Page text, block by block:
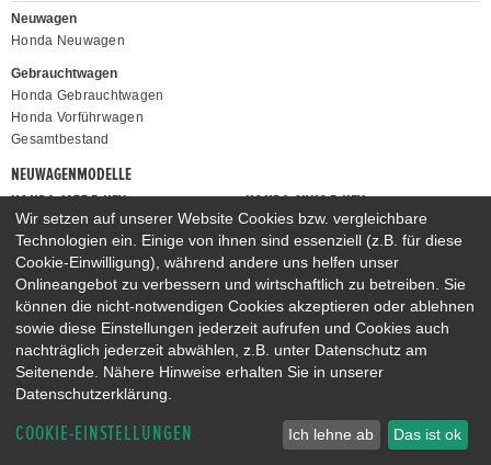
Neuwagen
Honda Neuwagen
Gebrauchtwagen
Honda Gebrauchtwagen
Honda Vorführwagen
Gesamtbestand
NEUWAGENMODELLE
HONDA JAZZ E:HEV
HONDA CIVIC E:HEV
HONDA PRELUDE E:HEV
HONDA HR-V E:HEV
HONDA ZR-V E:HEV
HONDA CR-V E:HEV & E:PHEV
Wir setzen auf unserer Website Cookies bzw. vergleichbare
Technologien ein. Einige von ihnen sind essenziell (z.B. für diese
Cookie-Einwilligung), während andere uns helfen unser
Onlineangebot zu verbessern und wirtschaftlich zu betreiben. Sie
können die nicht-notwendigen Cookies akzeptieren oder ablehnen
sowie diese Einstellungen jederzeit aufrufen und Cookies auch
nachträglich jederzeit abwählen, z.B. unter Datenschutz am
Seitenende. Nähere Hinweise erhalten Sie in unserer
Datenschutzerklärung.
COOKIE-EINSTELLUNGEN Ich lehne ab Das ist ok